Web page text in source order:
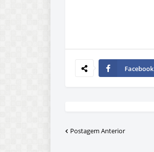
Facebook
Postagem Anterior